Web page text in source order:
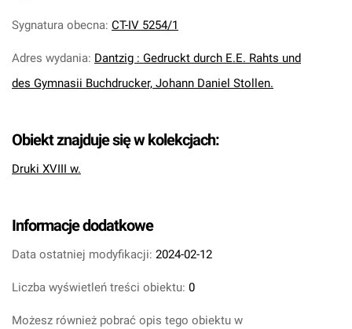
Sygnatura obecna: CT-IV 5254/1
Adres wydania: Dantzig : Gedruckt durch E.E. Rahts und
des Gymnasii Buchdrucker, Johann Daniel Stollen.
Obiekt znajduje się w kolekcjach:
Druki XVIII w.
Informacje dodatkowe
Data ostatniej modyfikacji: 2024-02-12
Liczba wyświetleń treści obiektu: 0
Możesz również pobrać opis tego obiektu w